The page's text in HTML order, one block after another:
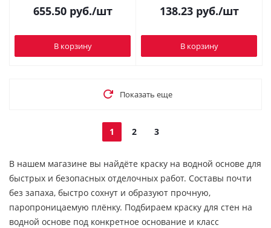
655.50руб./шт
В корзину
138.23руб./шт
В корзину
Показать еще
1 2 3
В нашем магазине вы найдёте краску на водной основе для
быстрых и безопасных отделочных работ. Составы почти
без запаха, быстро сохнут и образуют прочную,
паропроницаемую плёнку. Подбираем краску для стен на
водной основе под конкретное основание и класс